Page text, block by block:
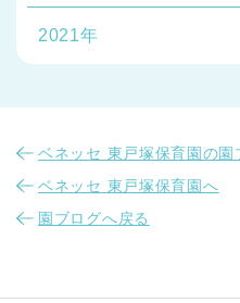
2021年
ベネッセ 東戸塚保育園の園
ベネッセ 東戸塚保育園へ
園ブログへ戻る